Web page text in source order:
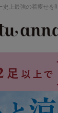
上最強の着痩せ
価格
～